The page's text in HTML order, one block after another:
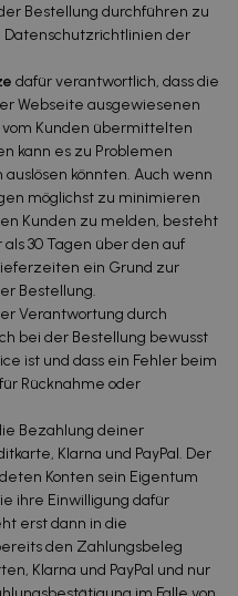
Bestellung durchführen zu
Datenschutzrichtlinien der
dafür verantwortlich, dass die
Webseite ausgewiesenen
Kunden übermittelten
kann es zu Problemen
könnten. Auch wenn
möglichst zu minimieren
Kunden zu melden, besteht
30 Tagen über den auf
ein Grund zur
Bestellung.
Verantwortung durch
bei der Bestellung bewusst
ist und dass ein Fehler beim
Rücknahme oder
Bezahlung deiner
Klarna und PayPal. Der
Konten sein Eigentum
ihre Einwilligung dafür
erst dann in die
den Zahlungsbeleg
Klarna und PayPal und nur